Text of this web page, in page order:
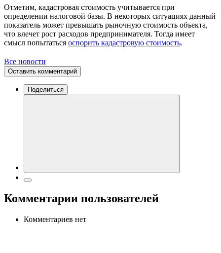
Отметим, кадастровая стоимость учитывается при
определении налоговой базы. В некоторых ситуациях данный
показатель может превышать рыночную стоимость объекта,
что влечет рост расходов предпринимателя. Тогда имеет
смысл попытаться оспорить кадастровую стоимость.
Все новости
Оставить комментарий
Поделиться
Комментарии пользователей
Комментариев нет